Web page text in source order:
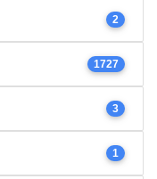
2
1727
3
1